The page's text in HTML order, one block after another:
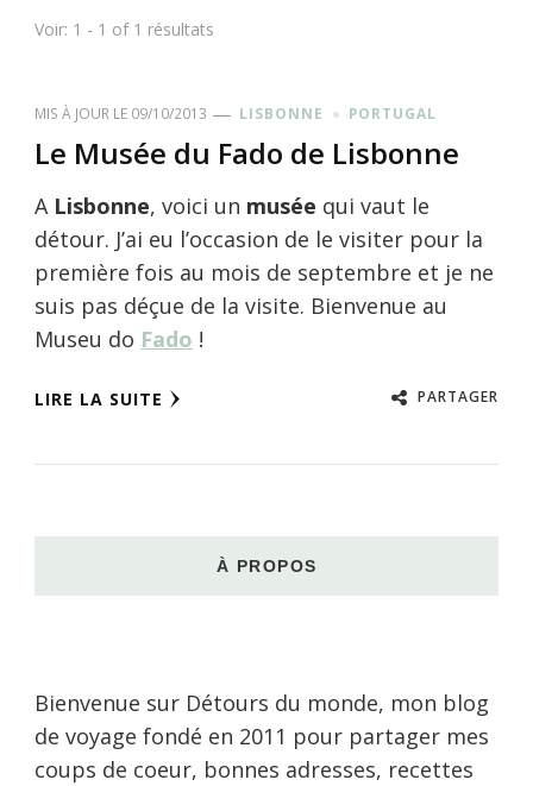
Voir: 1 - 1 of 1 résultats
MIS À JOUR LE 09/10/2013 LISBONNE PORTUGAL
Le Musée du Fado de Lisbonne
A Lisbonne, voici un musée qui vaut le
détour. J’ai eu l’occasion de le visiter pour la
première fois au mois de septembre et je ne
suis pas déçue de la visite. Bienvenue au
Museu do Fado !
LIRE LA SUITE PARTAGER
À PROPOS
Bienvenue sur Détours du monde, mon blog
de voyage fondé en 2011 pour partager mes
coups de coeur, bonnes adresses, recettes